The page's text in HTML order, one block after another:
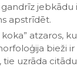
apstrīdēt.
atzaros,
bieži
uzrāda